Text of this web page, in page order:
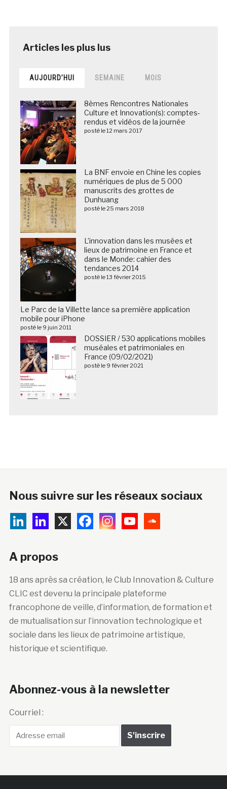
AUJOURD’HUI SEMAINE MOIS
8èmes Rencontres Nationales
Culture et Innovation(s): comptes-
rendus et vidéos de la journée
posté le 12 mars 2017
La BNF envoie en Chine les copies
numériques de plus de 5 000
manuscrits des grottes de
Dunhuang
posté le 25 mars 2018
L’innovation dans les musées et
lieux de patrimoine en France et
dans le Monde: cahier des
tendances 2014
posté le 13 février 2015
Le Parc de la Villette lance sa première application
mobile pour iPhone
posté le 9 juin 2011
DOSSIER / 530 applications mobiles
muséales et patrimoniales en
France (09/02/2021)
posté le 9 février 2021
Nous suivre sur les réseaux sociaux
A propos
18 ans après sa création, le Club Innovation & Culture
CLIC est devenu la principale plateforme
francophone de veille, d’information, de formation et
de mutualisation sur l’innovation technologique et
sociale dans les lieux de patrimoine artistique,
historique et scientifique.
Abonnez-vous à la newsletter
Courriel :